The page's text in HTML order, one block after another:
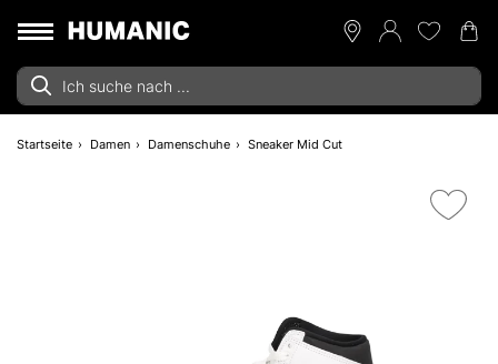
Startseite Damen Damenschuhe Sneaker Mid Cut